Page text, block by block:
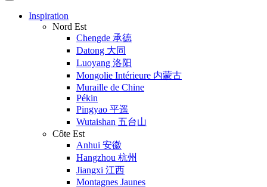
Inspiration
Nord Est
Chengde 承德
Datong 大同
Luoyang 洛阳
Mongolie Intérieure 内蒙古
Muraille de Chine
Pékin
Pingyao 平遥
Wutaishan 五台山
Côte Est
Anhui 安徽
Hangzhou 杭州
Jiangxi 江西
Montagnes Jaunes